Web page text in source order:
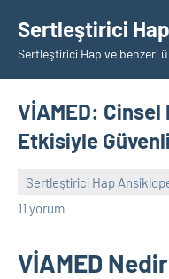
geçSertleştirici
Sertleştirici Hap ve benzeri
VİAMED: Cinsel
Etkisiyle
Sertleştirici Hap
11 yorum
VİAMED